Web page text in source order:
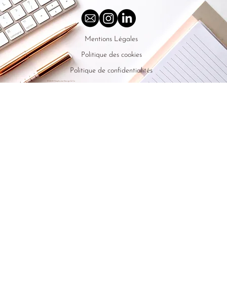
Mentions Légales
Politique des cookies
© 2025 Graphisme Design & Co
Politique de confidentialités